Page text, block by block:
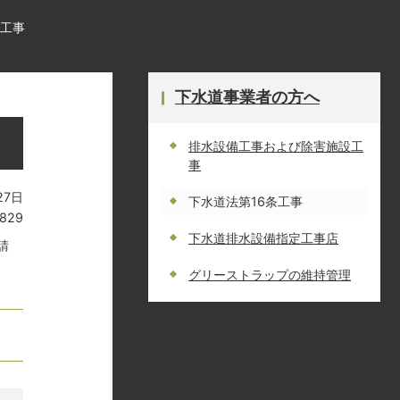
事
日
下水道事業者の方へ
排水設備工事および除害施設工
事
下水道法第16条工事
下水道排水設備指定工事店
グリーストラップの維持管理